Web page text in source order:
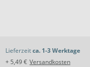
Lieferzeitca. 1-3 Werktage
+ 5,49 € Versandkosten